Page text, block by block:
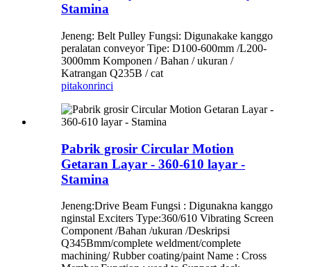
Stamina
Jeneng: Belt Pulley Fungsi: Digunakake kanggo
peralatan conveyor Tipe: D100-600mm /L200-
3000mm Komponen / Bahan / ukuran /
Katrangan Q235B / cat
pitakonrinci
Pabrik grosir Circular Motion
Getaran Layar - 360-610 layar -
Stamina
Jeneng:Drive Beam Fungsi : Digunakna kanggo
nginstal Exciters Type:360/610 Vibrating Screen
Component /Bahan /ukuran /Deskripsi
Q345Bmm/complete weldment/complete
machining/ Rubber coating/paint Name : Cross